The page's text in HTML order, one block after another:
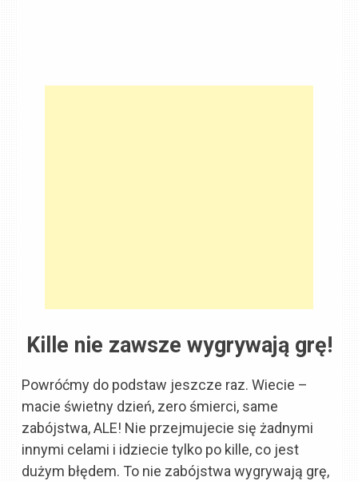
Kille nie zawsze wygrywają grę!
Powróćmy do podstaw jeszcze raz. Wiecie –
macie świetny dzień, zero śmierci, same
zabójstwa, ALE! Nie przejmujecie się żadnymi
innymi celami i idziecie tylko po kille, co jest
dużym błędem. To nie zabójstwa wygrywają grę,